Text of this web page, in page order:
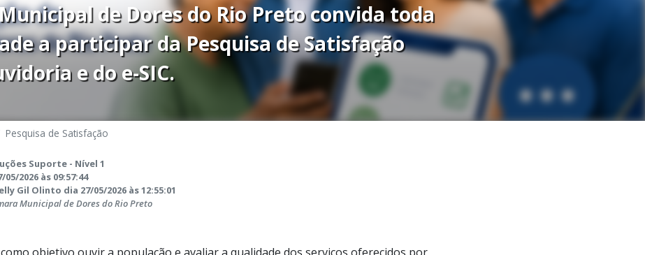
de Dores do Rio Preto convida toda
a participar da Pesquisa de Satisfação
e do e-SIC.
Pesquisa de Satisfação
Suporte - Nível 1
2026 às 09:57:44
Gil Olinto dia 27/05/2026 às 12:55:01
Municipal de Dores do Rio Preto